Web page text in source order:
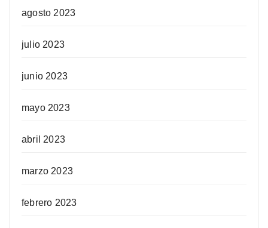
agosto 2023
julio 2023
junio 2023
mayo 2023
abril 2023
marzo 2023
febrero 2023